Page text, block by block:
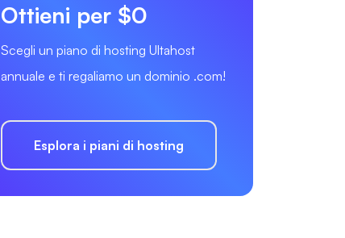
Ottieni per $0
Scegli un piano di hosting Ultahost
annuale e ti regaliamo un dominio .com!
Esplora i piani di hosting